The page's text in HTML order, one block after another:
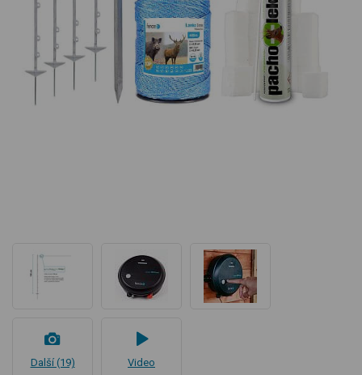
Další (19) Video